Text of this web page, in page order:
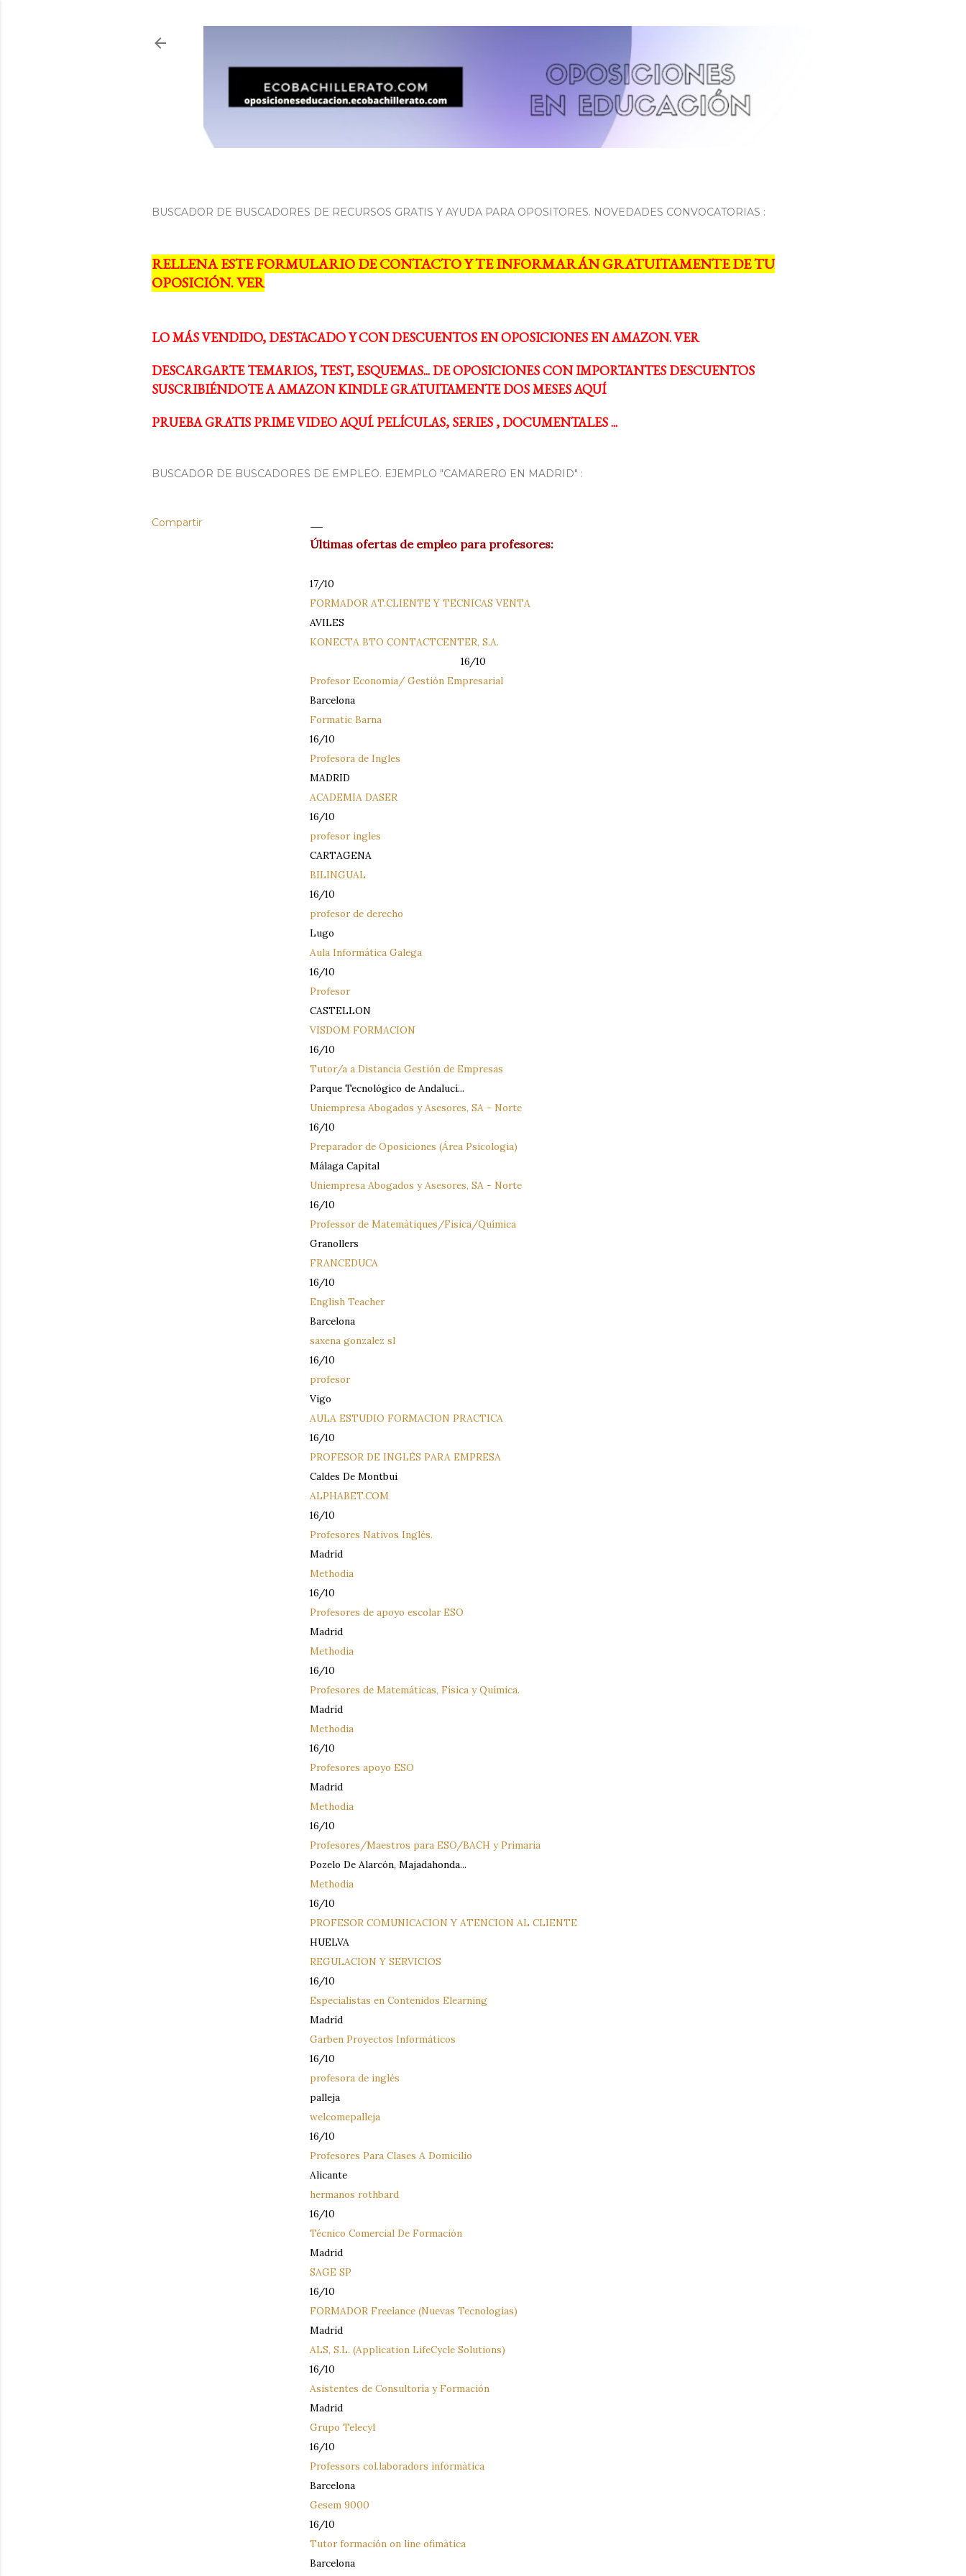
BUSCADOR DE BUSCADORES DE RECURSOS GRATIS Y AYUDA PARA OPOSITORES. NOVEDADES CONVOCATORIAS :
RELLENA ESTE FORMULARIO DE CONTACTO Y TE INFORMARÁN GRATUITAMENTE DE TU
OPOSICIÓN. VER
LO MÁS VENDIDO, DESTACADO Y CON DESCUENTOS EN OPOSICIONES EN AMAZON. VER
DESCARGARTE TEMARIOS, TEST, ESQUEMAS... DE OPOSICIONES CON IMPORTANTES DESCUENTOS
SUSCRIBIÉNDOTE A AMAZON KINDLE GRATUITAMENTE DOS MESES AQUÍ
PRUEBA GRATIS PRIME VIDEO AQUÍ. PELÍCULAS, SERIES , DOCUMENTALES ...
BUSCADOR DE BUSCADORES DE EMPLEO. EJEMPLO "CAMARERO EN MADRID" :
Compartir
Últimas ofertas de empleo para profesores:
17/10
FORMADOR AT.CLIENTE Y TECNICAS VENTA
AVILES
KONECTA BTO CONTACTCENTER, S.A.
16/10
Profesor Economia/ Gestión Empresarial
Barcelona
Formatic Barna
16/10
Profesora de Ingles
MADRID
ACADEMIA DASER
16/10
profesor ingles
CARTAGENA
BILINGUAL
16/10
profesor de derecho
Lugo
Aula Informática Galega
16/10
Profesor
CASTELLON
VISDOM FORMACION
16/10
Tutor/a a Distancia Gestión de Empresas
Parque Tecnológico de Andalucí...
Uniempresa Abogados y Asesores, SA - Norte
16/10
Preparador de Oposiciones (Área Psicologia)
Málaga Capital
Uniempresa Abogados y Asesores, SA - Norte
16/10
Professor de Matemàtiques/Fisica/Química
Granollers
FRANCEDUCA
16/10
English Teacher
Barcelona
saxena gonzalez sl
16/10
profesor
Vigo
AULA ESTUDIO FORMACION PRACTICA
16/10
PROFESOR DE INGLÉS PARA EMPRESA
Caldes De Montbui
ALPHABET.COM
16/10
Profesores Nativos Inglés.
Madrid
Methodia
16/10
Profesores de apoyo escolar ESO
Madrid
Methodia
16/10
Profesores de Matemáticas, Física y Química.
Madrid
Methodia
16/10
Profesores apoyo ESO
Madrid
Methodia
16/10
Profesores/Maestros para ESO/BACH y Primaria
Pozelo De Alarcón, Majadahonda...
Methodia
16/10
PROFESOR COMUNICACION Y ATENCION AL CLIENTE
HUELVA
REGULACION Y SERVICIOS
16/10
Especialistas en Contenidos Elearning
Madrid
Garben Proyectos Informáticos
16/10
profesora de inglés
palleja
welcomepalleja
16/10
Profesores Para Clases A Domicilio
Alicante
hermanos rothbard
16/10
Técnico Comercial De Formación
Madrid
SAGE SP
16/10
FORMADOR Freelance (Nuevas Tecnologías)
Madrid
ALS, S.L. (Application LifeCycle Solutions)
16/10
Asistentes de Consultoría y Formación
Madrid
Grupo Telecyl
16/10
Professors col.laboradors informàtica
Barcelona
Gesem 9000
16/10
Tutor formación on line ofimàtica
Barcelona